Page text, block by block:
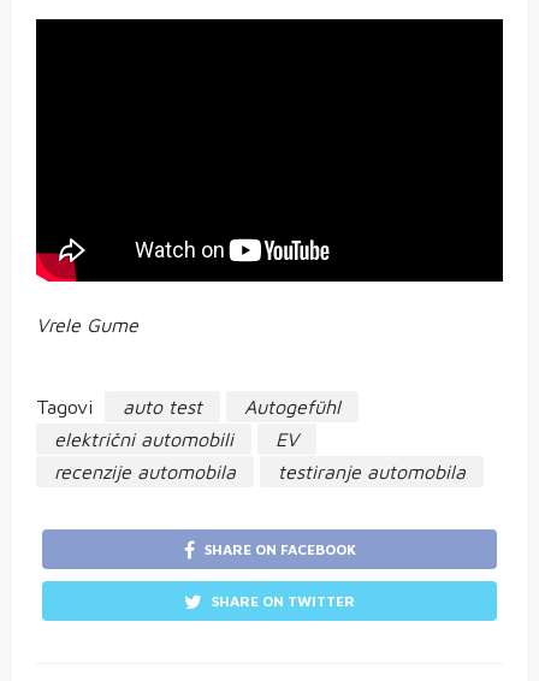
Vrele Gume
Tagovi auto test
Autogefühl
električni automobili
EV
recenzije automobila
testiranje automobila
SHARE ON FACEBOOK
SHARE ON TWITTER